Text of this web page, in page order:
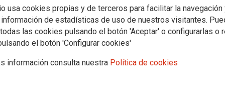
usa cookies propias y de terceros para facilitar la navegación
de estadísticas de uso de nuestros visitantes.
las cookies pulsando el botón 'Aceptar' o configurarlas o
el botón 'Configurar cookies'
información consulta nuestra Política de cookies
La represión específica de las
y el contexto europeo
te invita a las